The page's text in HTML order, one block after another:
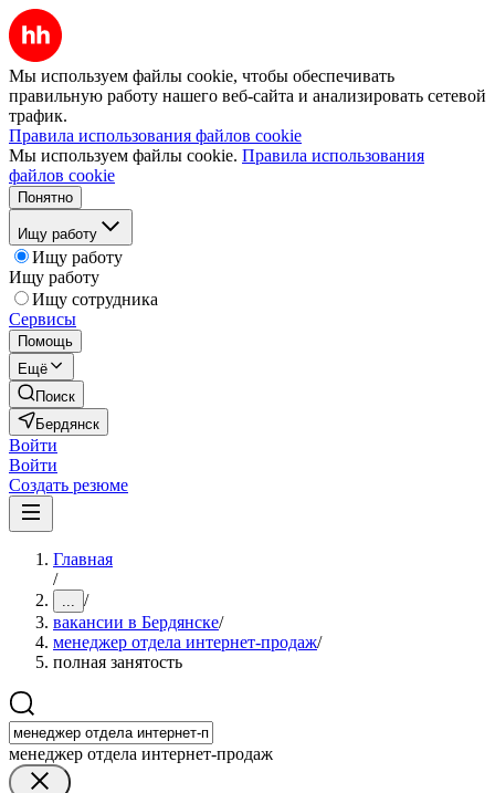
Мы используем файлы cookie, чтобы обеспечивать
правильную работу нашего веб-сайта и анализировать сетевой
трафик.
Правила использования файлов cookie
Мы используем файлы cookie. Правила использования
файлов cookie
Понятно
Ищу работу
Ищу работу
Ищу работу
Ищу сотрудника
Сервисы
Помощь
Ещё
Поиск
Бердянск
Войти
Войти
Создать резюме
Главная
/
... /
вакансии в Бердянске/
менеджер отдела интернет-продаж/
полная занятость
менеджер отдела интернет-продаж